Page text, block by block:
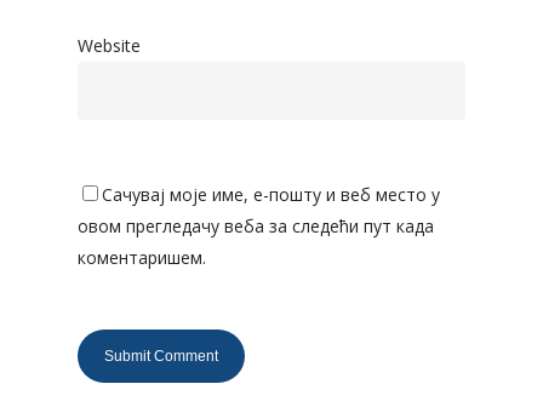
Website
Сачувај моје име, е-пошту и веб место у
овом прегледачу веба за следећи пут када
коментаришем.